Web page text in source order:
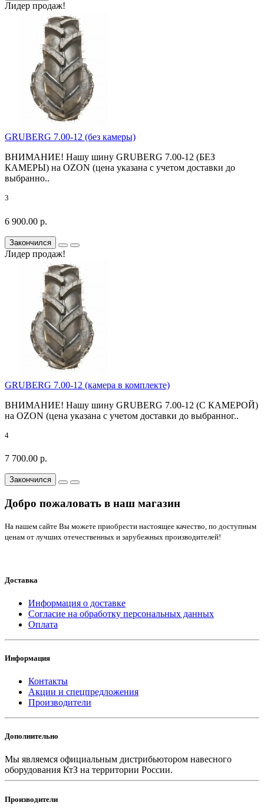
Лидер продаж!
GRUBERG 7.00-12 (без камеры)
ВНИМАНИЕ! Нашу шину GRUBERG 7.00-12 (БЕЗ
КАМЕРЫ) на OZON (цена указана с учетом доставки до
выбранно..
3
6 900.00 р.
Закончился
Лидер продаж!
GRUBERG 7.00-12 (камера в комплекте)
ВНИМАНИЕ! Нашу шину GRUBERG 7.00-12 (С КАМЕРОЙ)
на OZON (цена указана с учетом доставки до выбранног..
4
7 700.00 р.
Закончился
Добро пожаловать в наш магазин
На нашем сайте Вы можете приобрести настоящее качество, по доступным
ценам от лучших отечественных и зарубежных производителей!
Доставка
Информация о доставке
Согласие на обработку персональных данных
Оплата
Информация
Контакты
Акции и спецпредложения
Производители
Дополнительно
Мы являемся официальным дистрибьютором навесного
оборудования КтЗ на территории России.
Производители